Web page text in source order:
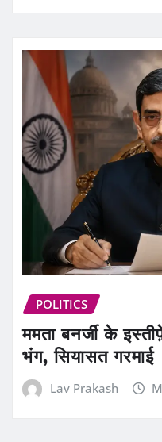
POLITICS
ममता बनर्जी के
भंग, सियासत गरमाई
Lav Prakash